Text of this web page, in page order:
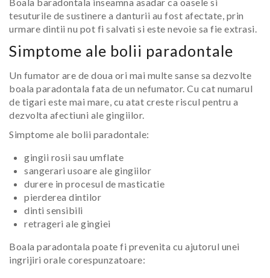
Boala baradontala inseamna asadar ca oasele si
tesuturile de sustinere a danturii au fost afectate, prin
urmare dintii nu pot fi salvati si este nevoie sa fie extrasi.
Simptome ale bolii paradontale
Un fumator are de doua ori mai multe sanse sa dezvolte
boala paradontala fata de un nefumator. Cu cat numarul
de tigari este mai mare, cu atat creste riscul pentru a
dezvolta afectiuni ale gingiilor.
Simptome ale bolii paradontale:
gingii rosii sau umflate
sangerari usoare ale gingiilor
durere in procesul de masticatie
pierderea dintilor
dinti sensibili
retrageri ale gingiei
Boala paradontala poate fi prevenita cu ajutorul unei
ingrijiri orale corespunzatoare: